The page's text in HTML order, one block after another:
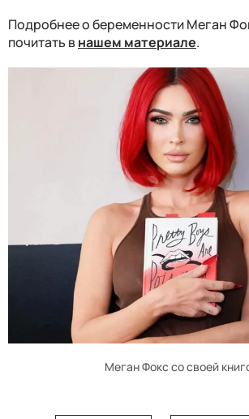
Подробнее о беременности Меган
почитать внашем материале.
Меган Фокс со своей